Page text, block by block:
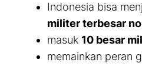
Indonesia bisa
militer terbesar
masuk 10 besar
memainkan peran